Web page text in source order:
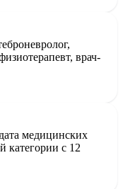
врач-
медицинских
с 12